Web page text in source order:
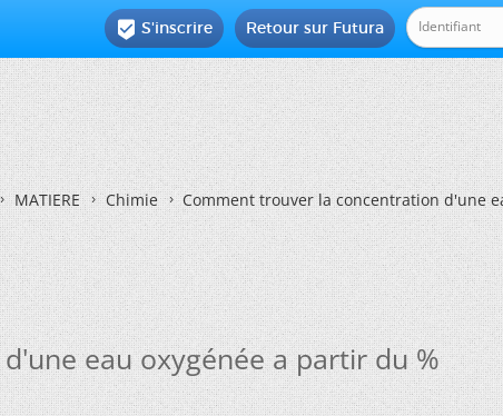
Retour sur Futura
 S'inscrire
MATIERE Chimie Comment trouver la concentration d'une
eau oxygénée a partir du %